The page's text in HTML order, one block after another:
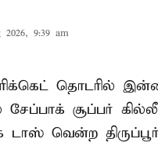
2026, 9:39 am
தொடரில்
சூப்பர்
டாஸ் வென்ற